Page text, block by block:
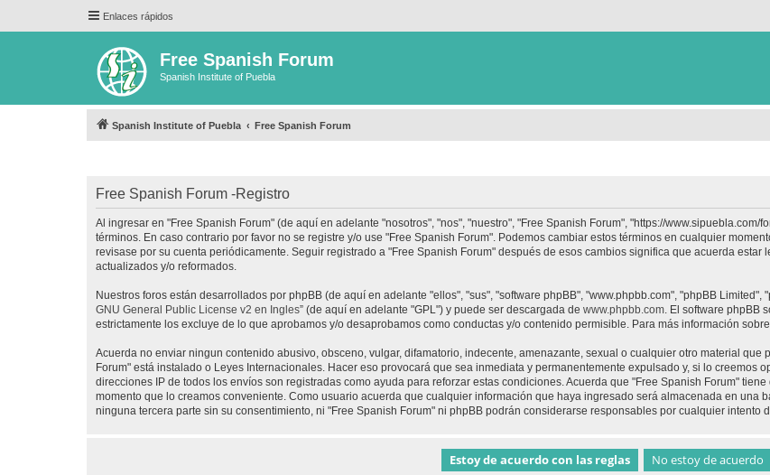
Enlaces rápidos
Free Spanish Forum
Spanish Institute of Puebla
Spanish Institute of Puebla Free Spanish Forum
Free Spanish Forum -Registro
Al ingresar en "Free Spanish Forum" (de aquí en adelante "nosotros", "nos", "nuestro", "Free Spanish Forum", "https://
términos. En caso contrario por favor no se registre y/o use "Free Spanish Forum". Podemos cambiar estos términos en cualquier
revisase por su cuenta periódicamente. Seguir registrado a "Free Spanish Forum" después de esos cambios significa que acuerda
actualizados y/o reformados.
Nuestros foros están desarrollados por phpBB (de aquí en adelante "ellos", "sus", "software phpBB", "www.phpbb.com", "phpBB
GNU General Public License v2 en Ingles” (de aquí en adelante "GPL") y puede ser descargada de www.phpbb.com . El software phpBB
estrictamente los excluye de lo que aprobamos y/o desaprobamos como conductas y/o contenido permisible. Para más información
Acuerda no enviar ningun contenido abusivo, obsceno, vulgar, difamatorio, indecente, amenazante, sexual o cualquier otro material
Forum" está instalado o Leyes Internacionales. Hacer eso provocará que sea inmediata y permanentemente expulsado y, si lo creemos
direcciones IP de todos los envíos son registradas como ayuda para reforzar estas condiciones. Acuerda que "Free Spanish Forum"
momento que lo creamos conveniente. Como usuario acuerda que cualquier información que haya ingresado será almacenada en una
ninguna tercera parte sin su consentimiento, ni "Free Spanish Forum" ni phpBB podrán considerarse responsables por cualquier intento